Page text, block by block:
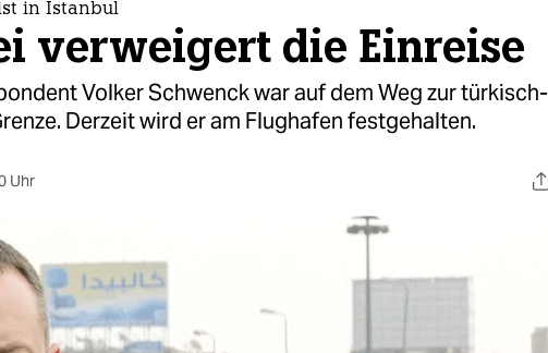
in Istanbul
verweigert die Einreise
Volker Schwenck war auf dem Weg zur türkisch-
Derzeit wird er am Flughafen festgehalten.
Uhr